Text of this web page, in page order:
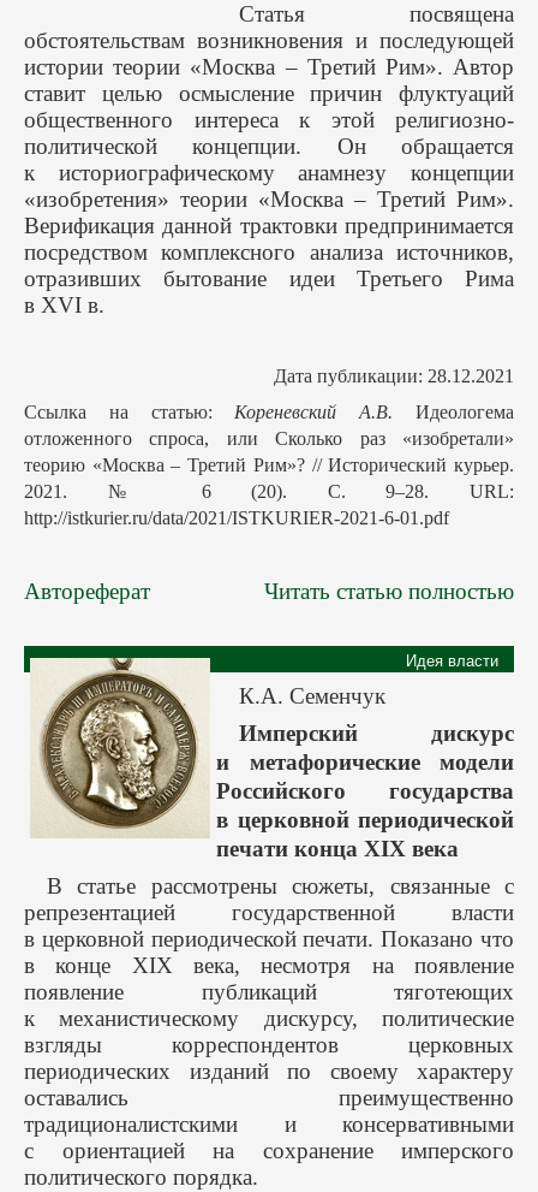
Статья посвящена
обстоятельствам возникновения и последующей
истории теории «Москва – Третий Рим». Автор
ставит целью осмысление причин флуктуаций
общественного интереса к этой религиозно-
политической концепции. Он обращается
к историографическому анамнезу концепции
«изобретения» теории «Москва – Третий Рим».
Верификация данной трактовки предпринимается
посредством комплексного анализа источников,
отразивших бытование идеи Третьего Рима
в XVI в.
Дата публикации: 28.12.2021
Ссылка на статью: Кореневский А.В. Идеологема
отложенного спроса, или Сколько раз «изобретали»
теорию «Москва – Третий Рим»? // Исторический курьер.
2021. № 6 (20). С. 9–28. URL:
http://istkurier.ru/data/2021/ISTKURIER-2021-6-01.pdf
Автореферат Читать статью полностью
Идея власти
К.А. Семенчук
Имперский дискурс
и метафорические модели
Российского государства
в церковной периодической
печати конца XIX века
В статье рассмотрены сюжеты, связанные с
репрезентацией государственной власти
в церковной периодической печати. Показано что
в конце XIX века, несмотря на появление
появление публикаций тяготеющих
к механистическому дискурсу, политические
взгляды корреспондентов церковных
периодических изданий по своему характеру
оставались преимущественно
традиционалистскими и консервативными
с ориентацией на сохранение имперского
политического порядка.